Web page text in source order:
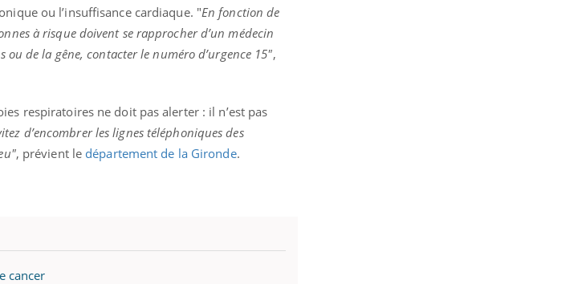
ou l’insuffisance cardiaque. "En fonction de
à risque doivent se rapprocher d’un médecin
de la gêne, contacter le numéro d’urgence 15",
respiratoires ne doit pas alerter : il n’est pas
d’encombrer les lignes téléphoniques des
, prévient le département de la Gironde.
cancer